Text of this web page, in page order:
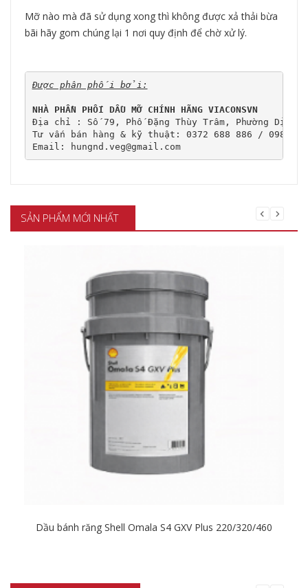
Mỡ nào mà đã sử dụng xong thì không được xả thải bừa
bãi hãy gom chúng lại 1 nơi quy định để chờ xử lý.
Được phân phối bởi:
NHÀ PHẦN PHỐI DẦU MỠ CHÍNH HÃNG VIACONSVN
Địa chỉ : Số 79, Phố Đặng Thùy Trâm, Phường Dịch
Tư vấn bán hàng & kỹ thuật: 0372 688 886 / 0989
Email: hungnd.veg@gmail.com
SẢN PHẨM MỚI NHẤT
Dầu bánh răng Shell Omala S4 GXV Plus 220/320/460